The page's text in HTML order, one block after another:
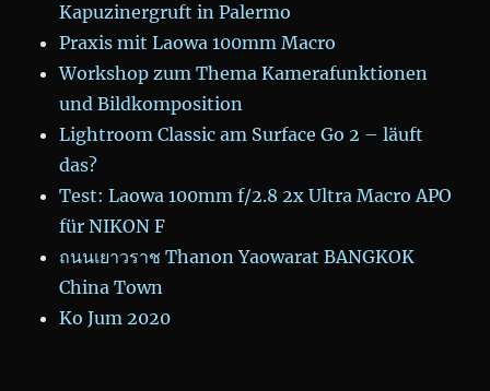
Kapuzinergruft in Palermo
Praxis mit Laowa 100mm Macro
Workshop zum Thema Kamerafunktionen
und Bildkomposition
Lightroom Classic am Surface Go 2 – läuft
das?
Test: Laowa 100mm f/2.8 2x Ultra Macro APO
für NIKON F
ถนนเยาวราช Thanon Yaowarat BANGKOK
China Town
Ko Jum 2020